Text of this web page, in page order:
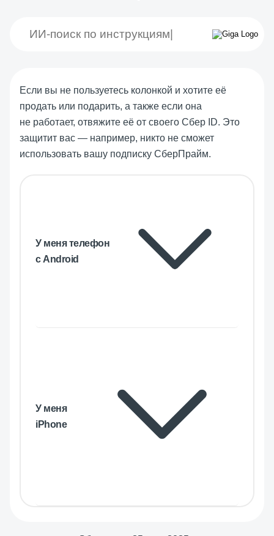
Если вы не пользуетесь колонкой и хотите её
продать или подарить, а также если она
не работает, отвяжите её от своего Сбер ID. Это
защитит ваc — например, никто не сможет
использовать вашу подписку СберПрайм.
У меня телефон
с Android
У меня
iPhone